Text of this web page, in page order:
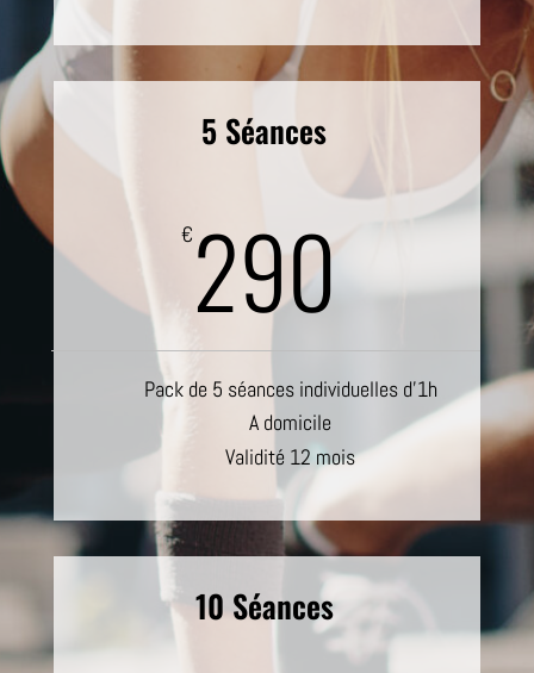
5 Séances
€ 290
Pack de 5 séances individuelles d’1h
A domicile
Validité 12 mois
10 Séances